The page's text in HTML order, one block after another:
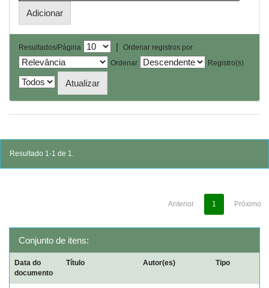
Resultados/Página |
Ordenar registros por
Ordenar
Registro(s)
Resultado 1-1 de 1.
Anterior 1 Próximo
Conjunto de itens:
Data do
documento
Título Autor(es) Tipo